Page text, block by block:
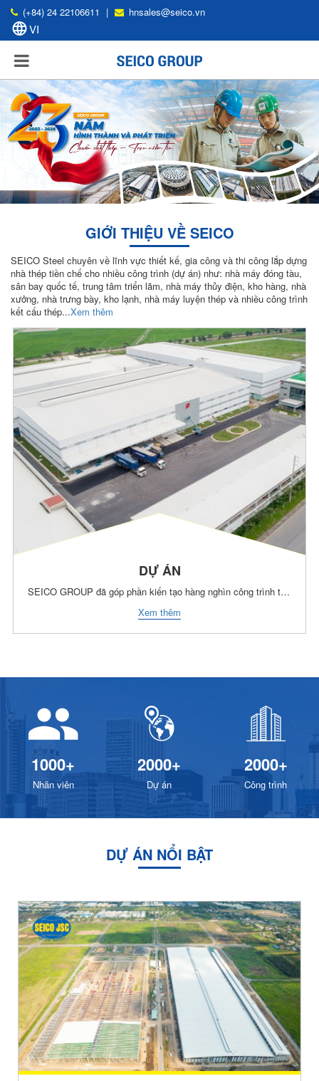
(+84) 24 22106611 | hnsales@seico.vn
GIỚI THIỆU VỀ SEICO
SEICO Steel chuyên về lĩnh vực thiết kế, gia công và thi công lắp dựng
nhà thép tiền chế cho nhiều công trình (dự án) như: nhà máy đóng tàu,
sân bay quốc tế, trung tâm triển lãm, nhà máy thủy điện, kho hàng, nhà
xưởng, nhà trưng bày, kho lạnh, nhà máy luyện thép và nhiều công trình
kết cấu thép...Xem thêm
DỰ ÁN
SEICO GROUP đã góp phần kiến tạo hàng nghìn công trình trải dài hơn 20 quốc gia, chúng tôi luôn cố gắng cải thiện chất lượng sản phẩm, mang đến cho khách hàng giải pháp toàn diện từ thiết kế, gia công đến thi công lắp đặt.
Xem thêm
1000+
Nhân viên
2000+
Dự án
2000+
Công trình
DỰ ÁN NỔI BẬT